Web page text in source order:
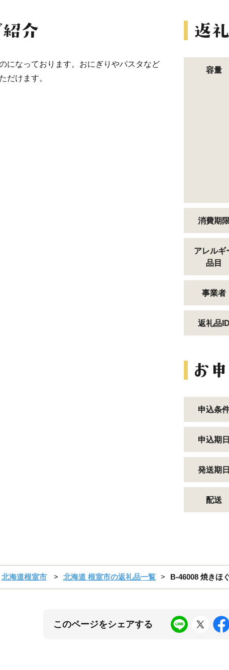
になっております。おにぎりやパスタなど
だけます。
容量
消費期限
アレルギ
品目
事業者
返礼品ID
申込条
申込期日
発送期日
配送
北海道根室市 北海道 根室市の返礼品一覧 B-46008 焼きほ
このページをシェアする